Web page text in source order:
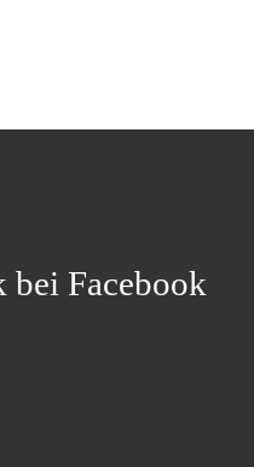
bei Facebook